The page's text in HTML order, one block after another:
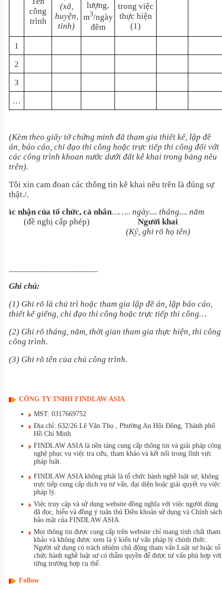
công
trình
(xã,
huyện,
tỉnh)
lượng,
m3/ngày
đêm
trong việc
thực hiện
(1)
1
2
3
…
(Kèm theo giấy tờ chứng minh đã tham gia thiết kế, lập đề
án, báo cáo, chỉ đạo thi công hoặc trực tiếp thi công đối với
các công trình khoan nước dưới đất kê khai trong bảng nêu
trên).
Tôi xin cam đoan các thông tin kê khai nêu trên là đúng sự
thật./.
Xác nhận của tổ chức, cá nhân
(đề nghị cấp phép)
…….. ngày.... tháng.... năm
Người khai
(Ký, ghi rõ họ tên)
Ghi chú:
(1) Ghi rõ là chủ trì hoặc tham gia lập đề án, lập báo cáo,
thiết kế giếng, chỉ đạo thi công hoặc trực tiếp thi công…
(2) Ghi rõ tháng, năm, thời gian tham gia thực hiện, thi công
công trình.
(3) Ghi rõ tên của chủ công trình.
CÔNG TY TNHH FINDLAW ASIA
MST: 0317669752
Địa chỉ: 632/26 Lê Văn Thọ , Phường An Hội Đông, Thành phố
Hồ Chí Minh
FINDLAW ASIA là nền tảng cung cấp thông tin và giải pháp công
nghệ phục vụ việc tra cứu, tham khảo và kết nối trong lĩnh vực
pháp luật.
FINDLAW ASIA không phải là tổ chức hành nghề luật sư, không
trực tiếp cung cấp dịch vụ tư vấn, đại diện hoặc giải quyết vụ việc
pháp lý.
Việc truy cập và sử dụng website đồng nghĩa với việc người dùng
đã đọc, hiểu và đồng ý tuân thủ Điều khoản sử dụng và Chính sách
bảo mật của FINDLAW ASIA.
Mọi thông tin được cung cấp trên website chỉ mang tính chất tham
khảo và không được xem là ý kiến tư vấn pháp lý chính thức.
Người sử dụng có trách nhiệm chủ động tham vấn Luật sư hoặc tổ
chức hành nghề luật sư có thẩm quyền để được tư vấn phù hợp với
từng trường hợp cụ thể.
Follow